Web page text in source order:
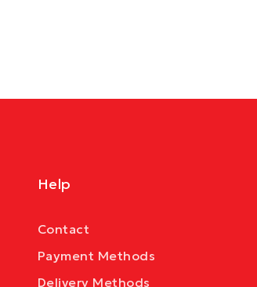
Help
Contact
Payment Methods
Delivery Methods